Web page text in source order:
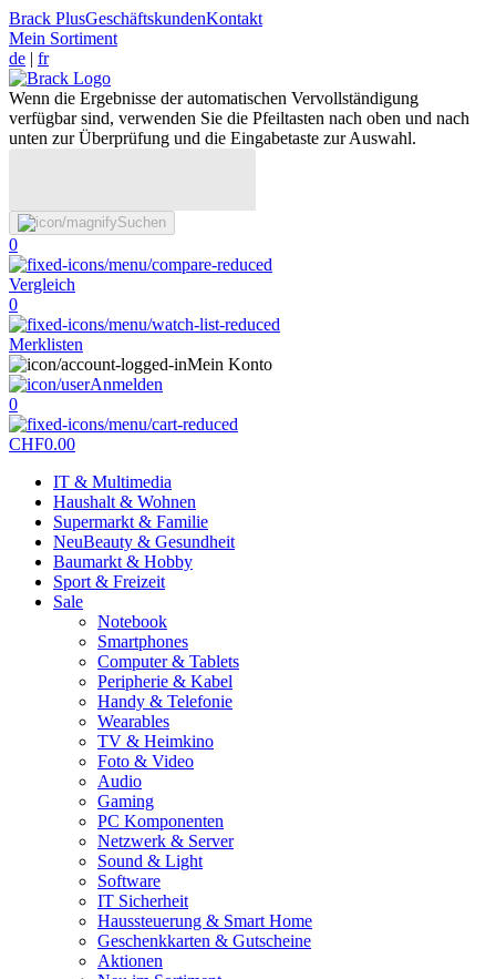
Brack PlusGeschäftskundenKontakt
Mein Sortiment
de | fr
Wenn die Ergebnisse der automatischen Vervollständigung
verfügbar sind, verwenden Sie die Pfeiltasten nach oben und nach
unten zur Überprüfung und die Eingabetaste zur Auswahl.
Suchen
0
Vergleich
0
Merklisten
Mein Konto
Anmelden
0
CHF0.00
IT & Multimedia
Haushalt & Wohnen
Supermarkt & Familie
NeuBeauty & Gesundheit
Baumarkt & Hobby
Sport & Freizeit
Sale
Notebook
Smartphones
Computer & Tablets
Peripherie & Kabel
Handy & Telefonie
Wearables
TV & Heimkino
Foto & Video
Audio
Gaming
PC Komponenten
Netzwerk & Server
Sound & Light
Software
IT Sicherheit
Haussteuerung & Smart Home
Geschenkkarten & Gutscheine
Aktionen